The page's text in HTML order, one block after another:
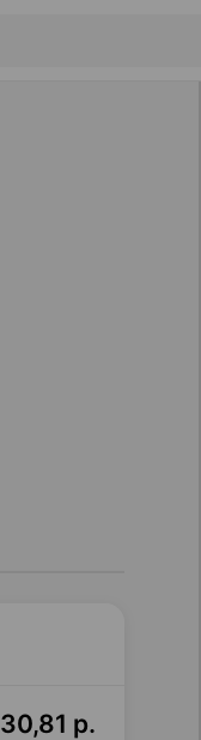
30,81 р.